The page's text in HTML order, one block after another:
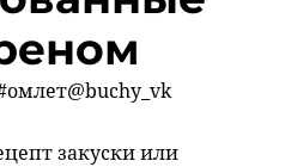
закуски или